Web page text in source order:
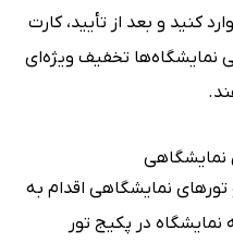
کنید و بعد از تأیید، کارت
نمایشگاه‌ها تخفیف ویژه‌ای
نمایشگاهی
نمایشگاهی اقدام به
در پکیج تور